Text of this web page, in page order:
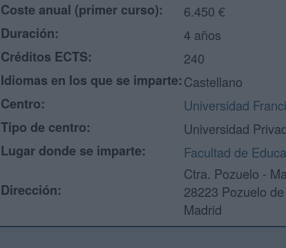
Coste anual (primer curso):
6.450 €
Duración:
4 años
Créditos ECTS:
240
Idiomas en los que se imparte:Castellano
Centro:
Universidad
Tipo de centro:
Universidad
Lugar donde se imparte:
Facultad de
Dirección:
Ctra. Pozuelo -
28223 Pozuelo
Madrid